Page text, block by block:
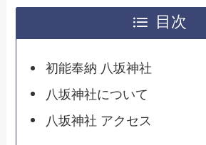
目次
初能奉納 八坂神社
八坂神社について
八坂神社 アクセス